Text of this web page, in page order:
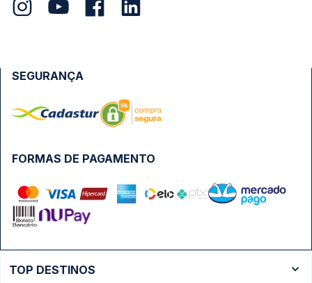
FORMAS DE PAGAMENTO
SEGURANÇA
TOP DESTINOS